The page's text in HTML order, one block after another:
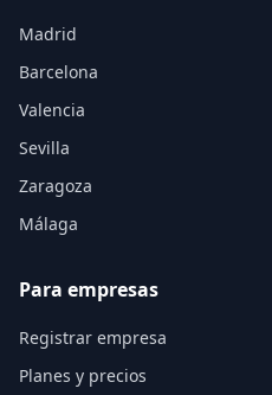
Madrid
Barcelona
Valencia
Sevilla
Zaragoza
Málaga
Para empresas
Registrar empresa
Planes y precios